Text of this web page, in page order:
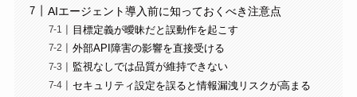
AIエージェント導入前に知っておくべき注意点
目標定義が曖昧だと誤動作を起こす
外部API障害の影響を直接受ける
監視なしでは品質が維持できない
セキュリティ設定を誤ると情報漏洩リスクが高まる